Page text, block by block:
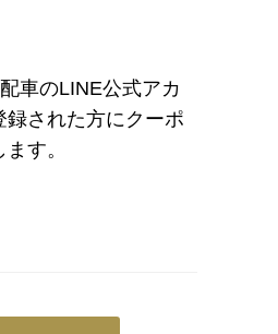
車のLINE公式アカ
録された方にクーポ
す。